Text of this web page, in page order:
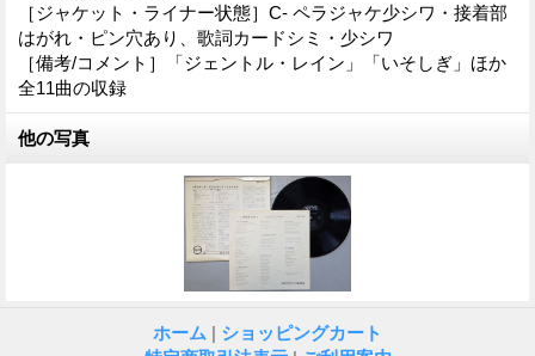
［ジャケット・ライナー状態］C- ペラジャケ少シワ・接着部
はがれ・ピン穴あり、歌詞カードシミ・少シワ
［備考/コメント］「ジェントル・レイン」「いそしぎ」ほか
全11曲の収録
他の写真
ホーム | ショッピングカート